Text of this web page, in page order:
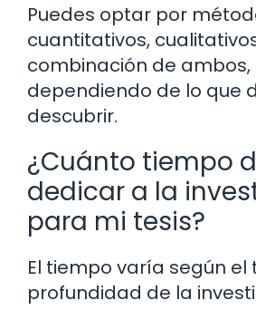
Puedes optar por
cuantitativos,
combinación de ambos,
dependiendo de lo que
descubrir.
¿Cuánto tiempo
dedicar a la
para mi tesis?
El tiempo varía según el
profundidad de la